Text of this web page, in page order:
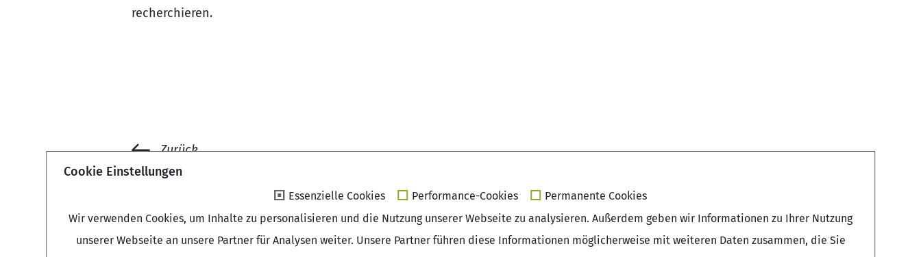
recherchieren.
Zurück
Cookie Einstellungen
Essenzielle Cookies Performance-Cookies
Permanente Cookies
Wir verwenden Cookies, um Inhalte zu personalisieren und die Nutzung unserer Webseite zu analysieren. Außerdem geben wir Informationen zu Ihrer Nutzung
unserer Webseite an unsere Partner für Analysen weiter. Unsere Partner führen diese Informationen möglicherweise mit weiteren Daten zusammen, die Sie